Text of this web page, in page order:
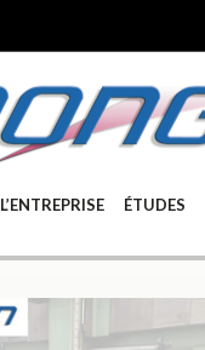
L’ENTREPRISE ÉTUDES